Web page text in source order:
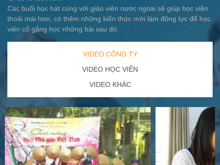
Các buổi học hát cùng với giáo viên nước ngoài sẽ giúp học viên
thoải mái hơn, có thêm những kiến thức mới làm động lực để học
viên cố gắng học những bài sau đó
VIDEO CÔNG TY
VIDEO HỌC VIÊN
VIDEO KHÁC